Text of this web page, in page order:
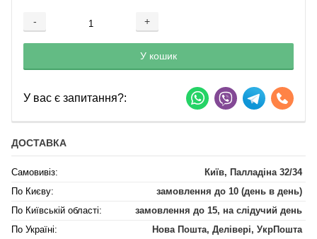
- +
Добавляется...
У кошик
Добавлен
У вас є запитання?:
ДОСТАВКА
Самовивіз:
Київ, Палладіна 32/34
По Києву:
замовлення до 10 (день в день)
По Київській області:
замовлення до 15, на слідучий день
По Україні:
Нова Пошта, Делівері, УкрПошта